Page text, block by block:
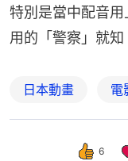
特別是當中配音
用的「警察」就知
日本動畫 電
6